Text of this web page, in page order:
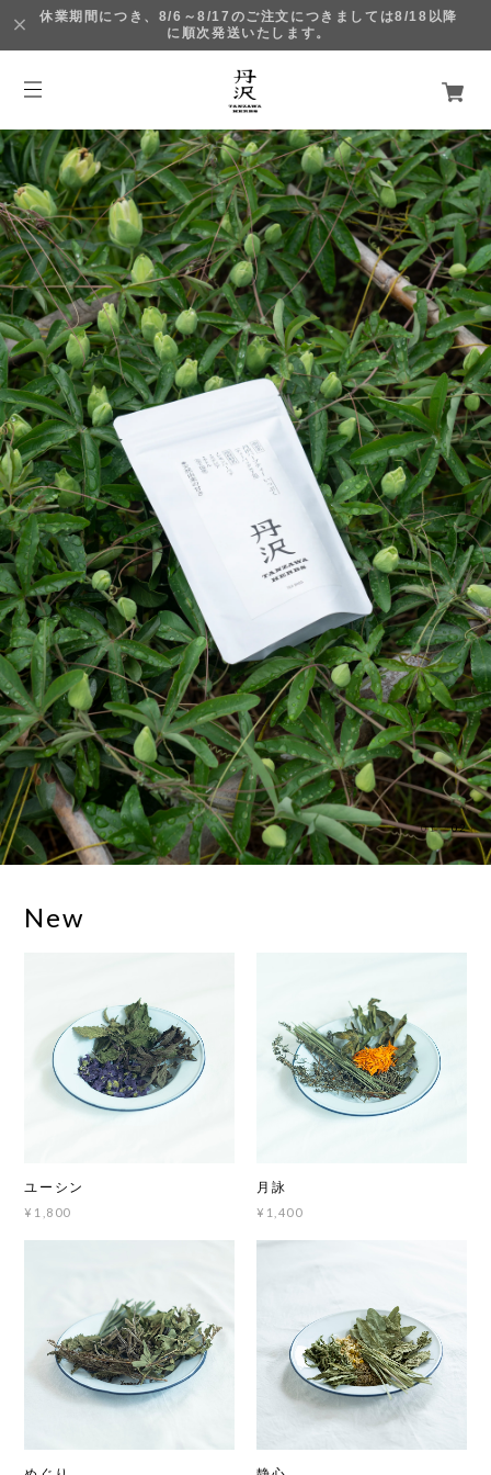
休業期間につき、8/6～8/17のご注文につきましては8/18以降
に順次発送いたします。
01 02
New
ユーシン
¥1,800
月詠
¥1,400